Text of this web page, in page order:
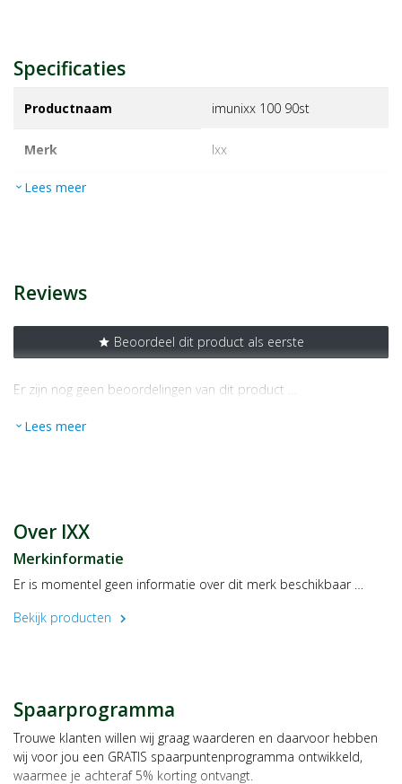
Specificaties
Productnaam imunixx 100 90st
Merk ixx
EAN
expand_more Lees meer
Reviews
star Beoordeel dit product als eerste
Er zijn nog geen beoordelingen van dit product …
expand_more Lees meer
Over IXX
Merkinformatie
Er is momentel geen informatie over dit merk beschikbaar …
Bekijk producten
chevron_right
Spaarprogramma
Trouwe klanten willen wij graag waarderen en daarvoor hebben
wij voor jou een GRATIS spaarpuntenprogramma ontwikkeld,
waarmee je achteraf 5% korting ontvangt.